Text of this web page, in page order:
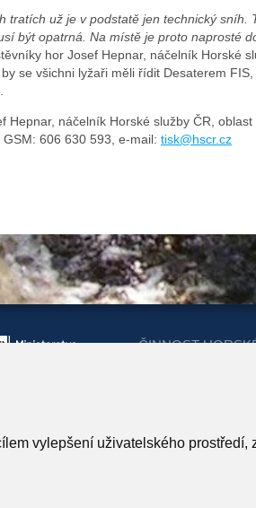
vylepšení uživatelského
tratích už je v podstatě jen technický
být opatrná. Na místě je proto naprosté
hor Josef Hepnar, náčelník Horské
se všichni lyžaři měli řídit Desaterem
Hepnar, náčelník Horské služby ČR, oblast
606 630 593, e-mail: tisk@hscr.cz
ČINNOST